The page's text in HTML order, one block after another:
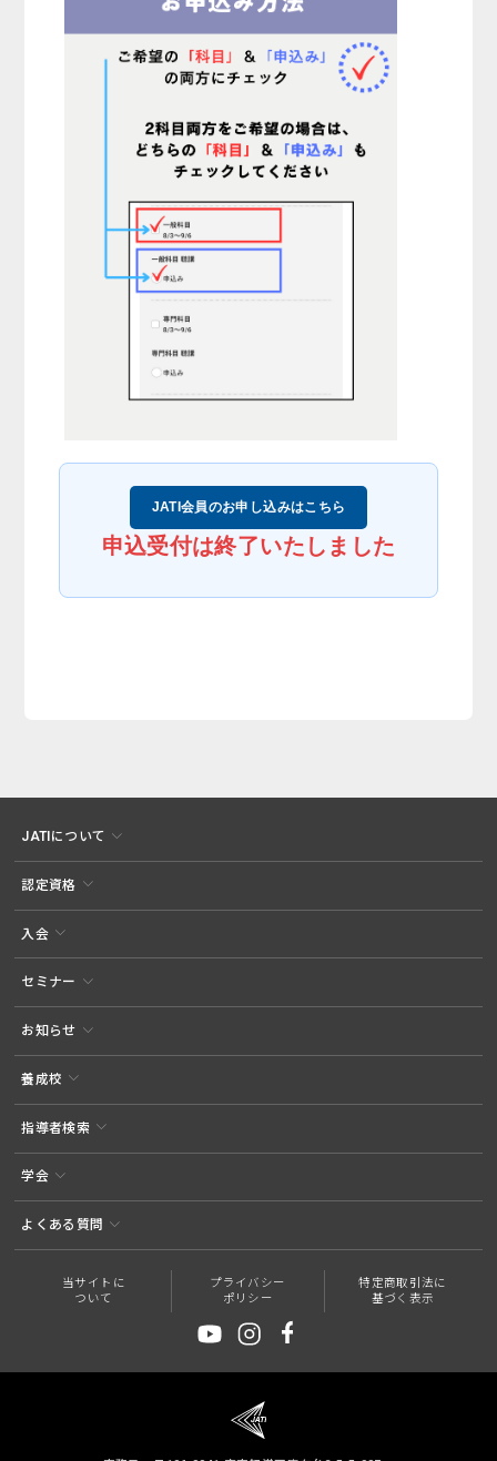
JATI会員のお申し込みはこちら
申込受付は終了いたしました
JATIについて
認定資格
入会
セミナー
お知らせ
養成校
指導者検索
学会
よくある質問
当サイトに
ついて
プライバシー
ポリシー
特定商取引法に
基づく表示